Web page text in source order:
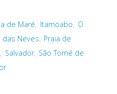
de Maré, Itamoabo, O
das Neves, Praia de
, Salvador, São Tomé de